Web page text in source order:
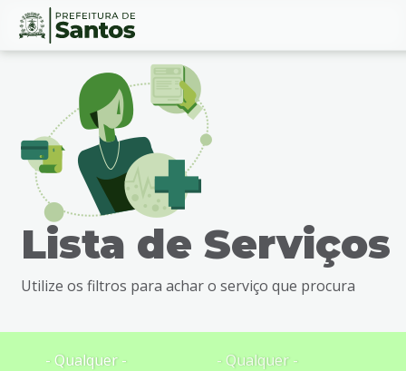
Ir
busca
Ir
Conteúdo
Lista de Serviços
Utilize os filtros para achar o serviço que procura
- Qualquer - - Qualquer -